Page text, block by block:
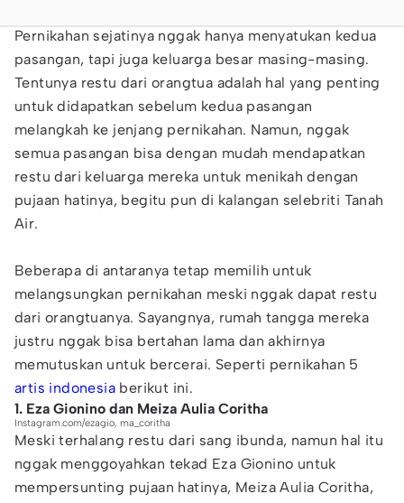
Pernikahan sejatinya nggak hanya menyatukan kedua
pasangan, tapi juga keluarga besar masing-masing.
Tentunya restu dari orangtua adalah hal yang penting
untuk didapatkan sebelum kedua pasangan
melangkah ke jenjang pernikahan. Namun, nggak
semua pasangan bisa dengan mudah mendapatkan
restu dari keluarga mereka untuk menikah dengan
pujaan hatinya, begitu pun di kalangan selebriti Tanah
Air.
Beberapa di antaranya tetap memilih untuk
melangsungkan pernikahan meski nggak dapat restu
dari orangtuanya. Sayangnya, rumah tangga mereka
justru nggak bisa bertahan lama dan akhirnya
memutuskan untuk bercerai. Seperti pernikahan 5
artis indonesia berikut ini.
1. Eza Gionino dan Meiza Aulia Coritha
Instagram.com/ezagio, ma_coritha
Meski terhalang restu dari sang ibunda, namun hal itu
nggak menggoyahkan tekad Eza Gionino untuk
mempersunting pujaan hatinya, Meiza Aulia Coritha,